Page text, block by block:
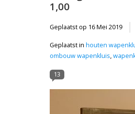
1,00
Geplaatst op 16 Mei 2019
Geplaatst in houten
ombouw wapenkluis,
13